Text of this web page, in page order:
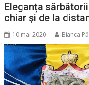
Eleganța
chiar și de la
10 mai 2020 Bianca